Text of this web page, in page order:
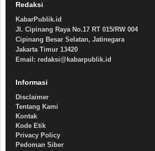
Redaksi
KabarPublik.id
Jl. Cipinang Raya No.17 RT 015/RW 004
Cipinang Besar Selatan, Jatinegara
Jakarta Timur 13420
Email: redaksi@kabarpublik.id
Informasi
Disclaimer
Tentang Kami
Kontak
Kode Etik
Privacy Policy
Pedoman Siber